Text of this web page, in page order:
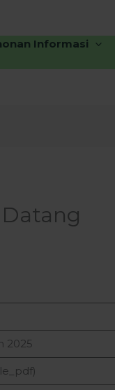
Informasi
2025